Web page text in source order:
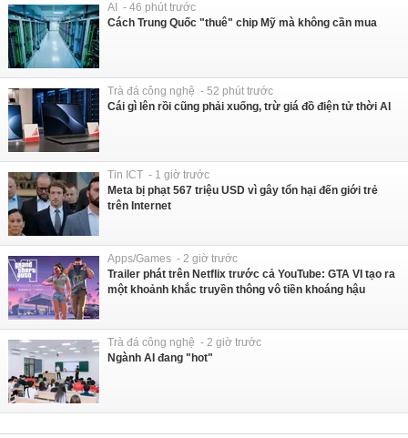
AI - 46 phút trước
Cách Trung Quốc "thuê" chip Mỹ mà không cần mua
Trà đá công nghệ - 52 phút trước
Cái gì lên rồi cũng phải xuống, trừ giá đồ điện tử thời AI
Tin ICT - 1 giờ trước
Meta bị phạt 567 triệu USD vì gây tổn hại đến giới trẻ
trên Internet
Apps/Games - 2 giờ trước
Trailer phát trên Netflix trước cả YouTube: GTA VI tạo ra
một khoảnh khắc truyền thông vô tiền khoáng hậu
Trà đá công nghệ - 2 giờ trước
Ngành AI đang "hot"